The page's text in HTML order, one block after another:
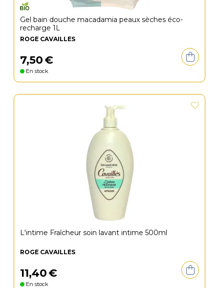
Gel bain douche macadamia peaux sèches éco-
recharge 1L
ROGÉ CAVAILLÈS
7,50€
En stock
L'intime Fraîcheur soin lavant intime 500ml
ROGÉ CAVAILLÈS
11,40€
En stock